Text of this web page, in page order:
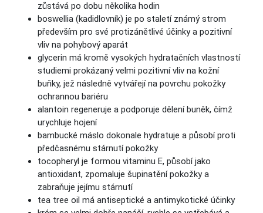
zůstává po dobu několika hodin
boswellia (kadidlovník) je po staletí známý strom
především pro své protizánětlivé účinky a pozitivní
vliv na pohybový aparát
glycerin má kromě vysokých hydratačních vlastností
studiemi prokázaný velmi pozitivní vliv na kožní
buňky, jež následně vytvářejí na povrchu pokožky
ochrannou bariéru
alantoin regeneruje a podporuje dělení buněk, čímž
urychluje hojení
bambucké máslo dokonale hydratuje a působí proti
předčasnému stárnutí pokožky
tocopheryl je formou vitaminu E, působí jako
antioxidant, zpomaluje šupinatění pokožky a
zabraňuje jejímu stárnutí
tea tree oil má antiseptické a antimykotické účinky